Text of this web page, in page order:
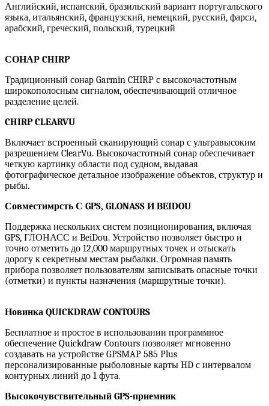
Английский, испанский, бразильский вариант португальского
языка, итальянский, французский, немецкий, русский, фарси,
арабский, греческий, польский, турецкий
СОНАР CHIRP
Традиционный сонар Garmin CHIRP с высокочастотным
широкополосным сигналом, обеспечивающий отличное
разделение целей.
CHIRP CLEARVU
Включает встроенный сканирующий сонар с ультравысоким
разрешением ClearVu. Высокочастотный сонар обеспечивает
четкую картинку области под судном, выдавая
фотографическое детальное изображение объектов, структур и
рыбы.
Совместимрсть С GPS, GLONASS И BEIDOU
Поддержка нескольких систем позиционирования, включая
GPS, ГЛОНАСС и BeiDou. Устройство позволяет быстро и
точно отметить до 12,000 маршрутных точек и отыскать
дорогу к секретным местам рыбалки. Огромная память
прибора позволяет пользователям записывать опасные точки
(отметки) и пункты назначения (маршрутные точки).
Новинка QUICKDRAW CONTOURS
Бесплатное и простое в использовании программное
обеспечение Quickdraw Contours позволяет мгновенно
создавать на устройстве GPSMAP 585 Plus
персонализированные рыболовные карты HD с интервалом
контурных линий до 1 фута.
Высокочувствительный GPS-приемник